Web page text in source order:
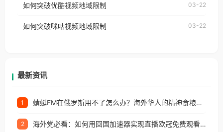
权限制所困扰。
制问题，且仅能在中国大陆地区播放。 遇到这个问题
户收听网易云音乐地区版权限制」的问题，无论人在
如何突破优酷视频地域限制 03-22
如何突破咪咕视频地域限制 03-22
最新资讯
1 蜻蜓FM在俄罗斯用不了怎么办？海外华人的精神食粮补给方案
2 海外党必看：如何用回国加速器实现直播欧冠免费观看？附影视音乐全攻略